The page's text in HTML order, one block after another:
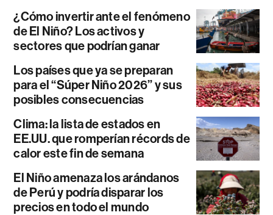
¿Cómo invertir ante el fenómeno
de El Niño? Los activos y
sectores que podrían ganar
Los países que ya se preparan
para el “Súper Niño 2026” y sus
posibles consecuencias
Clima: la lista de estados en
EE.UU. que romperían récords de
calor este fin de semana
El Niño amenaza los arándanos
de Perú y podría disparar los
precios en todo el mundo